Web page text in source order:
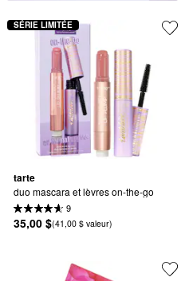
tarte
duo mascara et lèvres on-the-go
9
35,00 $(41,00 $ valeur)
SÉRIE LIMITÉE